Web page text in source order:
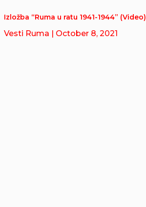
Izložba “Ruma u ratu 1941-1944” (Video)
Vesti Ruma | October 8, 2021